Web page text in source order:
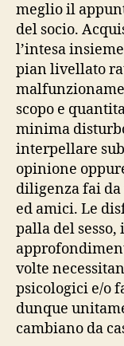
meglio il
del socio.
l’intesa
pian livellato
scopo e
minima
interpellare
opinione
diligenza fai
ed amici. Le
palla del
volte
psicologici e/o
dunque
cambiano da